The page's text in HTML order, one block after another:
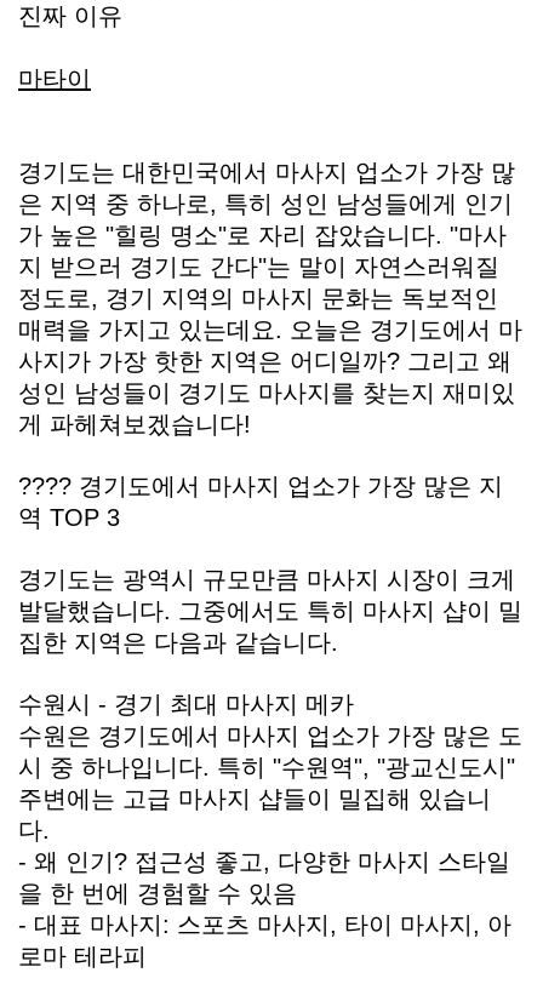
진짜 이유
마타이
경기도는 대한민국에서 마사지 업소가 가장 많
은 지역 중 하나로, 특히 성인 남성들에게 인기
가 높은 "힐링 명소"로 자리 잡았습니다. "마사
지 받으러 경기도 간다"는 말이 자연스러워질
정도로, 경기 지역의 마사지 문화는 독보적인
매력을 가지고 있는데요. 오늘은 경기도에서 마
사지가 가장 핫한 지역은 어디일까? 그리고 왜
성인 남성들이 경기도 마사지를 찾는지 재미있
게 파헤쳐보겠습니다!
???? 경기도에서 마사지 업소가 가장 많은 지
역 TOP 3
경기도는 광역시 규모만큼 마사지 시장이 크게
발달했습니다. 그중에서도 특히 마사지 샵이 밀
집한 지역은 다음과 같습니다.
수원시 - 경기 최대 마사지 메카
수원은 경기도에서 마사지 업소가 가장 많은 도
시 중 하나입니다. 특히 "수원역", "광교신도시"
주변에는 고급 마사지 샵들이 밀집해 있습니
다.
- 왜 인기? 접근성 좋고, 다양한 마사지 스타일
을 한 번에 경험할 수 있음
- 대표 마사지: 스포츠 마사지, 타이 마사지, 아
로마 테라피